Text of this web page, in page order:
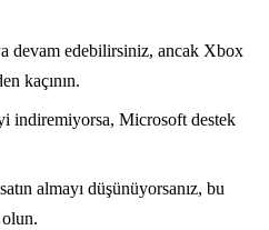
devam edebilirsiniz, ancak Xbox
kaçının.
indiremiyorsa, Microsoft destek
almayı düşünüyorsanız, bu
olun.